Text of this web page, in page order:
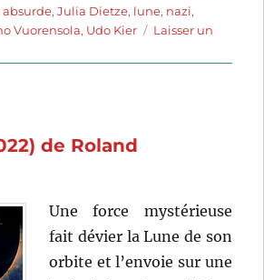
,Julia Dietze, lune, nazi,
Vuorensola, Udo Kier
Laisser un
de Roland
Une force mystérieuse
fait dévier la Lune de son
orbite et l’envoie sur une